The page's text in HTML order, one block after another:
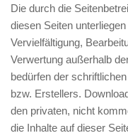
Die durch die
diesen Seiten
Vervielfältigung,
Verwertung außerhalb
bedürfen der
bzw. Erstellers.
den privaten, nicht
die Inhalte auf dieser